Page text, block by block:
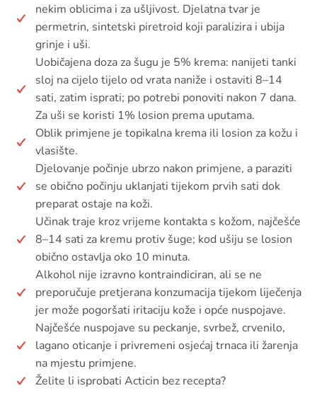
nekim oblicima i za ušljivost. Djelatna tvar je
permetrin, sintetski piretroid koji paralizira i ubija
grinje i uši.
Uobičajena doza za šugu je 5% krema: nanijeti tanki
sloj na cijelo tijelo od vrata naniže i ostaviti 8–14
sati, zatim isprati; po potrebi ponoviti nakon 7 dana.
Za uši se koristi 1% losion prema uputama.
Oblik primjene je topikalna krema ili losion za kožu i
vlasište.
Djelovanje počinje ubrzo nakon primjene, a paraziti
se obično počinju uklanjati tijekom prvih sati dok
preparat ostaje na koži.
Učinak traje kroz vrijeme kontakta s kožom, najčešće
8–14 sati za kremu protiv šuge; kod ušiju se losion
obično ostavlja oko 10 minuta.
Alkohol nije izravno kontraindiciran, ali se ne
preporučuje pretjerana konzumacija tijekom liječenja
jer može pogoršati iritaciju kože i opće nuspojave.
Najčešće nuspojave su peckanje, svrbež, crvenilo,
lagano oticanje i privremeni osjećaj trnaca ili žarenja
na mjestu primjene.
Želite li isprobati Acticin bez recepta?